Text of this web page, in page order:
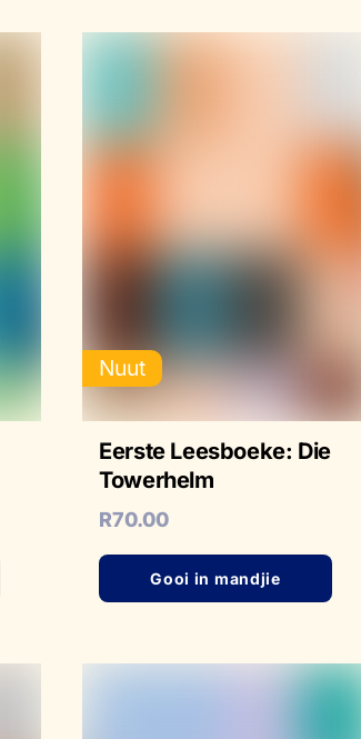
Nuut
Eerste Leesboeke: Die
Towerhelm
R70.00
Gooi in mandjie